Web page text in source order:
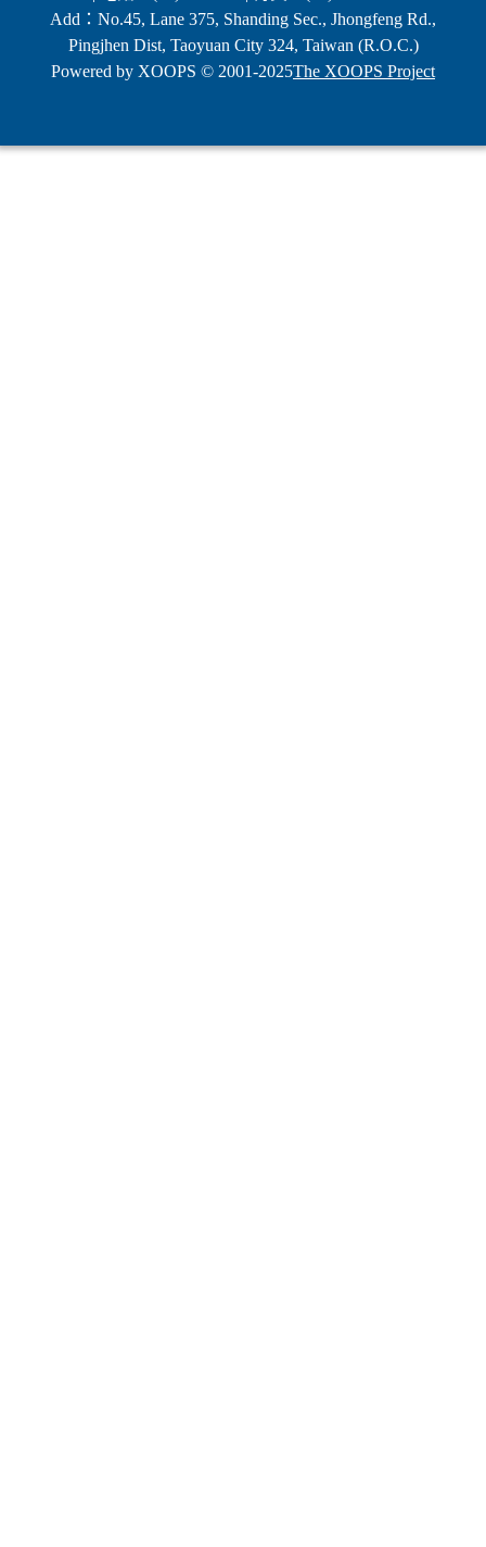
Add：No.45, Lane 375, Shanding Sec., Jhongfeng Rd.,
Pingjhen Dist, Taoyuan City 324, Taiwan (R.O.C.)
Powered by XOOPS © 2001-2025The XOOPS Project